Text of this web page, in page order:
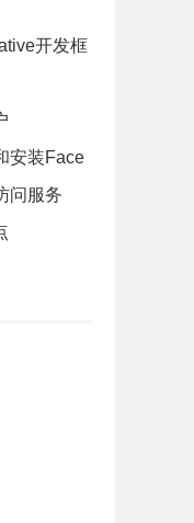
开发框
安装Face
问服务